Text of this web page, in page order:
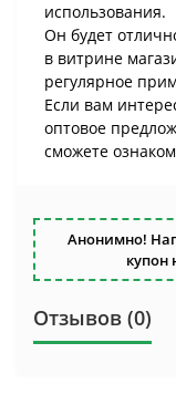
использования.
Он будет
в витрине
регулярное
Если вам
оптовое
сможете
Анонимно!
купон
Отзывов (0)